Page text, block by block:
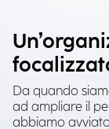
Da quando
ad ampliare il
abbiamo